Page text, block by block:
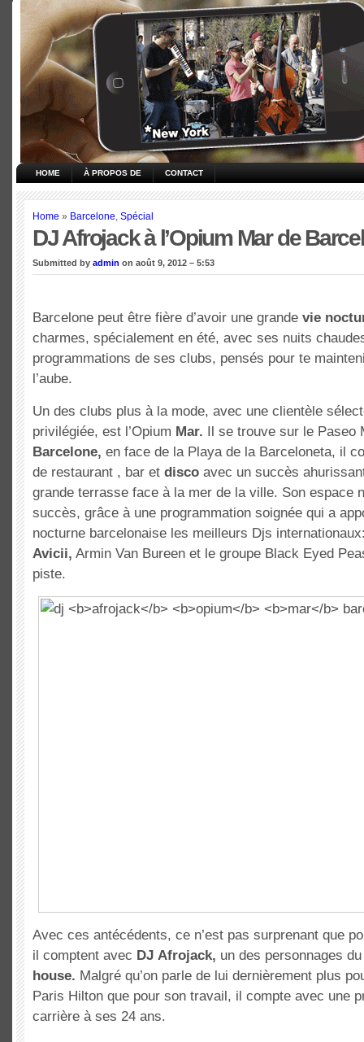
HOME À PROPOS DE CONTACT
Home » Barcelone, Spécial
DJ Afrojack à l’Opium Mar de
Submitted by admin on août 9, 2012 – 5:53
Barcelone peut être fière d’avoir une grande vie
charmes, spécialement en été, avec ses nuits
programmations de ses clubs, pensés pour te
l’aube.
Un des clubs plus à la mode, avec une clientèle
privilégiée, est l’Opium Mar. Il se trouve sur le Paseo
Barcelone, en face de la Playa de la Barceloneta, il
de restaurant , bar et disco avec un succès
grande terrasse face à la mer de la ville. Son espace
succès, grâce à une programmation soignée qui a
nocturne barcelonaise les meilleurs Djs
Avicii, Armin Van Bureen et le groupe Black Eyed
piste.
Avec ces antécédents, ce n’est pas surprenant que
il comptent avec DJ Afrojack, un des personnages
house. Malgré qu’on parle de lui dernièrement plus
Paris Hilton que pour son travail, il compte avec une
carrière à ses 24 ans.